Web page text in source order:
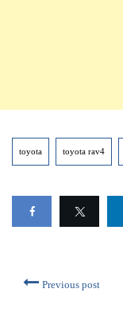
toyota toyota rav4
Previous post